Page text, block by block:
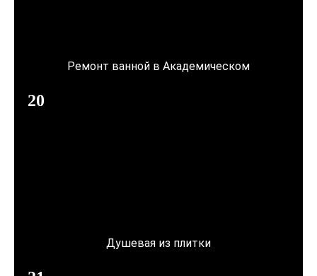
Ремонт ванной в Академическом
Душевая из плитки